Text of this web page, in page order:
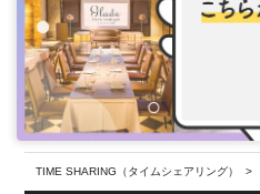
TIME SHARING（タイムシェアリング）